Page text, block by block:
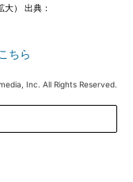
） 出典：
ちら
Inc. All Rights Reserved.